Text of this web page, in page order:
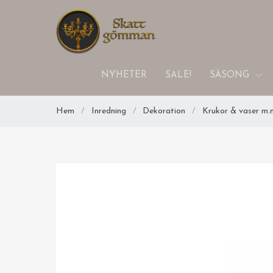
NYHETER SALE! SÄSONG
Hem / Inredning / Dekoration / Krukor & vaser